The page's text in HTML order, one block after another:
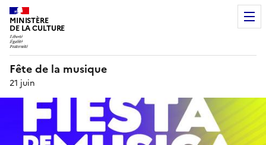
MINISTÈRE
DE LA CULTURE
Fête de la musique
21 juin